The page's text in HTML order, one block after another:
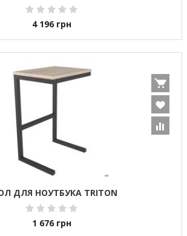
4 196 грн
ДЛЯ НОУТБУКА TRITON
1 676 грн